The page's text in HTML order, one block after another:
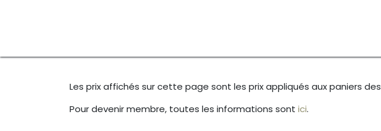
Les prix affichés sur cette page sont les prix appliqués aux paniers des
Pour devenir membre, toutes les informations sont ici.